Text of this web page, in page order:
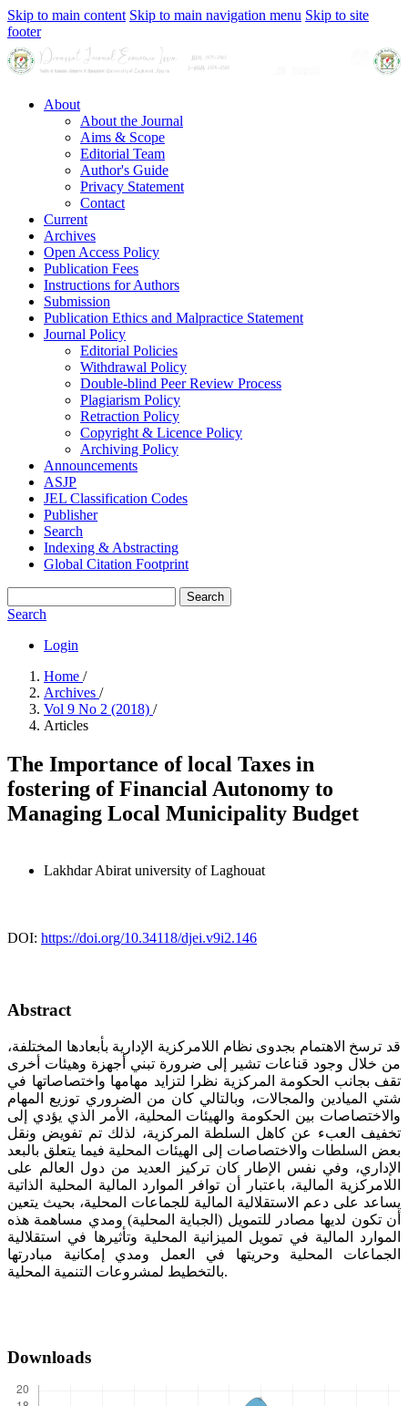
Skip to main content Skip to main navigation menu Skip to site
footer
About
About the Journal
Aims & Scope
Editorial Team
Author's Guide
Privacy Statement
Contact
Current
Archives
Open Access Policy
Publication Fees
Instructions for Authors
Submission
Publication Ethics and Malpractice Statement
Journal Policy
Editorial Policies
Withdrawal Policy
Double-blind Peer Review Process
Plagiarism Policy
Retraction Policy
Copyright & Licence Policy
Archiving Policy
Announcements
ASJP
JEL Classification Codes
Publisher
Search
Indexing & Abstracting
Global Citation Footprint
Search
Search
Login
Home /
Archives /
Vol 9 No 2 (2018) /
Articles
The Importance of local Taxes in
fostering of Financial Autonomy to
‎Managing Local Municipality Budget
Lakhdar Abirat university of Laghouat
DOI: https://doi.org/10.34118/djei.v9i2.146
Abstract
قد ترسخ الاهتمام بجدوى نظام اللامركزية الإدارية بأبعادها المختلفة،
من خلال وجود قناعات تشير إلى ضرورة تبني أجهزة وهيئات أخرى
تقف بجانب الحكومة المركزية نظرا لتزايد مهامها واختصاصاتها في
شتي الميادين والمجالات، وبالتالي كان من الضروري توزيع المهام
والاختصاصات بين الحكومة والهيئات المحلية، الأمر الذي يؤدي إلى
تخفيف العبء عن كاهل السلطة المركزية، لذلك تم تفويض ونقل
بعض السلطات والاختصاصات إلى الهيئات المحلية فيما يتعلق بالبعد
الإداري، وفي نفس الإطار كان تركيز العديد من دول العالم على
اللامركزية المالية، باعتبار أن توافر الموارد المالية المحلية الذاتية
يساعد على دعم الاستقلالية المالية للجماعات المحلية، بحيث يتعين
أن تكون لديها مصادر للتمويل (الجباية المحلية) ومدي مساهمة هذه
الموارد المالية في تمويل الميزانية المحلية وتأثيرها في استقلالية
الجماعات المحلية وحريتها في العمل ومدي إمكانية مبادرتها
بالتخطيط لمشروعات التنمية المحلية.
Downloads